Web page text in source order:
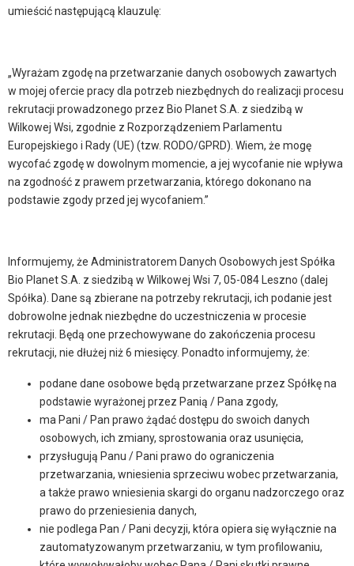
umieścić następującą klauzulę:
„Wyrażam zgodę na przetwarzanie danych osobowych zawartych
w mojej ofercie pracy dla potrzeb niezbędnych do realizacji procesu
rekrutacji prowadzonego przez Bio Planet S.A. z siedzibą w
Wilkowej Wsi, zgodnie z Rozporządzeniem Parlamentu
Europejskiego i Rady (UE) (tzw. RODO/GPRD). Wiem, że mogę
wycofać zgodę w dowolnym momencie, a jej wycofanie nie wpływa
na zgodność z prawem przetwarzania, którego dokonano na
podstawie zgody przed jej wycofaniem.”
Informujemy, że Administratorem Danych Osobowych jest Spółka
Bio Planet S.A. z siedzibą w Wilkowej Wsi 7, 05-084 Leszno (dalej
Spółka). Dane są zbierane na potrzeby rekrutacji, ich podanie jest
dobrowolne jednak niezbędne do uczestniczenia w procesie
rekrutacji. Będą one przechowywane do zakończenia procesu
rekrutacji, nie dłużej niż 6 miesięcy. Ponadto informujemy, że:
podane dane osobowe będą przetwarzane przez Spółkę na
podstawie wyrażonej przez Panią / Pana zgody,
ma Pani / Pan prawo żądać dostępu do swoich danych
osobowych, ich zmiany, sprostowania oraz usunięcia,
przysługują Panu / Pani prawo do ograniczenia
przetwarzania, wniesienia sprzeciwu wobec przetwarzania,
a także prawo wniesienia skargi do organu nadzorczego oraz
prawo do przeniesienia danych,
nie podlega Pan / Pani decyzji, która opiera się wyłącznie na
zautomatyzowanym przetwarzaniu, w tym profilowaniu,